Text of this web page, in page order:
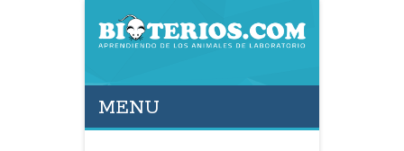
MENU